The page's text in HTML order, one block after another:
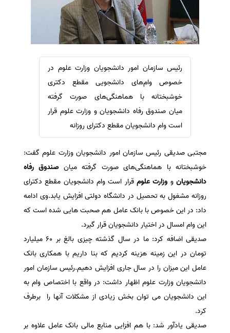
ترجمه عربی به فارسی
مشاهده همه زبان ها
سفارش ویرایش
سفارش پارافریز
سفارش فرمت‌بندی
سفارش کاهش کمیت
سفارش معرفی مجله
سفارش معرفی مقاله
سفارش معرفی کتاب
سفارش چکیده مبسوط
سفارش گویندگی
سفارش تولید محتوا
سفارش ترجمه همزمان
سفارش چکیده گرافیکی
سفارش تهیه کاورلتر
سفارش انگیزه‌نامه‌SOP
رئیس سازمان امور دانشجویان وزارت علوم در
خصوص وام‌های دانشجویی مقطع دکتری
خوشبختانه با هماهنگی‌های صورت گرفته
میان صندوق رفاه دانشجویان و وزارت علوم قرار
است وام دانشجویان مقطع دکترای روزانه
مجتبی صدیقی رئیس سازمان امور دانشجویان وزارت علوم گفت:
خوشبختانه با هماهنگی‌های صورت گرفته میانصندوق رفاه
دانشجویانو وزارت علوم قرار است وام دانشجویان مقطع دکترای
روزانه مشغول به تحصیل در دانشگاه دولتی افزایش یابد.وی ادامه
داد: در این خصوص با بانک عامل هم صحبت هایی شده است که
این وام امسال در اختیار دانشجویان قرار گیرد.
صدیقی اضافه کرد: ما در سال گذشته چیزی بالغ بر 60 میلیارد
تومان در این زمینه هزینه کردیم که بنا داریم با همکاری بانک
عامل این میزان را در سال جاری افزایش دهیم.رئیس سازمان امور
دانشجویان وزارت علوم اظهار داشت: در واقع با اختصاص وام به
این دانشجویان می توان بخش زیادی از مشکلات آنها را برطرف
کرد.
صدیقی یادآور شد: با هم افزایی منابع مالی بانک عامل علاوه بر